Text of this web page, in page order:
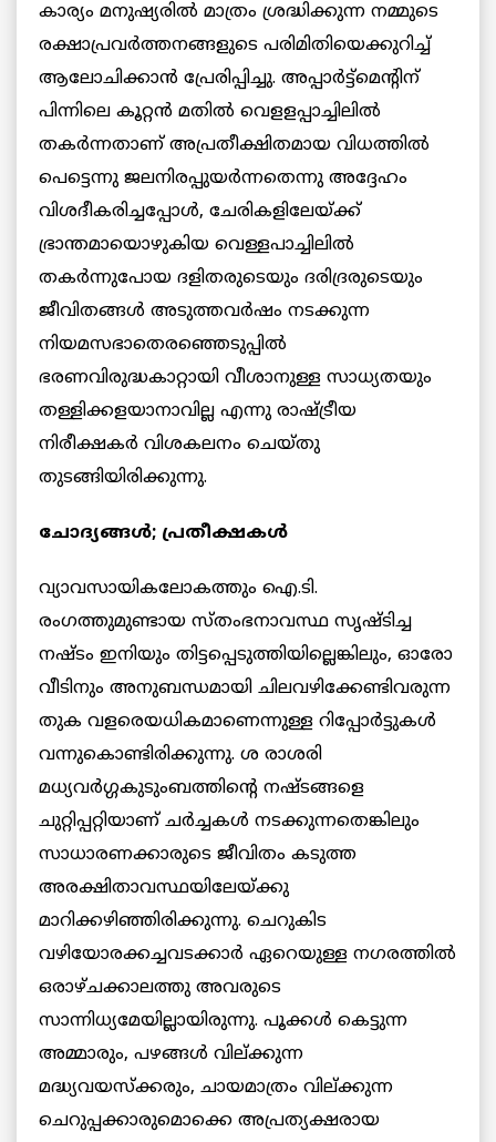
കാര്യം മനുഷ്യരില്‍ മാത്രം ശ്രദ്ധിക്കുന്ന നമ്മുടെ
രക്ഷാപ്രവര്‍ത്തനങ്ങളുടെ പരിമിതിയെക്കുറിച്ച്
ആലോചിക്കാന്‍ പ്രേരിപ്പിച്ചു. അപ്പാര്‍ട്ട്‌മെന്റിന്
പിന്നിലെ കൂറ്റന്‍ മതില്‍ വെളളപ്പാച്ചിലില്‍
തകര്‍ന്നതാണ് അപ്രതീക്ഷിതമായ വിധത്തില്‍
പെട്ടെന്നു ജലനിരപ്പുയര്‍ന്നതെന്നു അദ്ദേഹം
വിശദീകരിച്ചപ്പോള്‍, ചേരികളിലേയ്ക്ക്
ഭ്രാന്തമായൊഴുകിയ വെള്ളപാച്ചിലില്‍
തകര്‍ന്നുപോയ ദളിതരുടെയും ദരിദ്രരുടെയും
ജീവിതങ്ങള്‍ അടുത്തവര്‍ഷം നടക്കുന്ന
നിയമസഭാതെരഞ്ഞെടുപ്പില്‍
ഭരണവിരുദ്ധകാറ്റായി വീശാനുള്ള സാധ്യതയും
തള്ളിക്കളയാനാവില്ല എന്നു രാഷ്ട്രീയ
നിരീക്ഷകര്‍ വിശകലനം ചെയ്തു
തുടങ്ങിയിരിക്കുന്നു.
ചോദ്യങ്ങള്‍; പ്രതീക്ഷകള്‍
വ്യാവസായികലോകത്തും ഐ.ടി.
രംഗത്തുമുണ്ടായ സ്തംഭനാവസ്ഥ സൃഷ്ടിച്ച
നഷ്ടം ഇനിയും തിട്ടപ്പെടുത്തിയില്ലെങ്കിലും, ഓരോ
വീടിനും അനുബന്ധമായി ചിലവഴിക്കേണ്ടിവരുന്ന
തുക വളരെയധികമാണെന്നുള്ള റിപ്പോര്‍ട്ടുകള്‍
വന്നുകൊണ്ടിരിക്കുന്നു. ശ രാശരി
മധ്യവര്‍ഗ്ഗകുടുംബത്തിന്റെ നഷ്ടങ്ങളെ
ചുറ്റിപ്പറ്റിയാണ് ചര്‍ച്ചകള്‍ നടക്കുന്നതെങ്കിലും
സാധാരണക്കാരുടെ ജീവിതം കടുത്ത
അരക്ഷിതാവസ്ഥയിലേയ്ക്കു
മാറിക്കഴിഞ്ഞിരിക്കുന്നു. ചെറുകിട
വഴിയോരക്കച്ചവടക്കാര്‍ ഏറെയുള്ള നഗരത്തില്‍
ഒരാഴ്ചക്കാലത്തു അവരുടെ
സാന്നിധ്യമേയില്ലായിരുന്നു. പൂക്കള്‍ കെട്ടുന്ന
അമ്മാരും, പഴങ്ങള്‍ വില്ക്കുന്ന
മദ്ധ്യവയസ്‌ക്കരും, ചായമാത്രം വില്ക്കുന്ന
ചെറുപ്പക്കാരുമൊക്കെ അപ്രത്യക്ഷരായ